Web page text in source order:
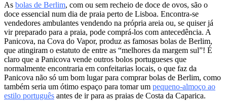
As bolas de Berlim, com ou sem recheio de doce de ovos, são o
doce essencial num dia de praia perto de Lisboa. Encontra-se
vendedores ambulantes vendendo na própria areia ou, se quiser já
vir preparado para a praia, pode comprá-los com antecedência. A
Panicova, na Cova do Vapor, produz as famosas bolas de Berlim,
que atingiram o estatuto de entre as “melhores da margem sul”! É
claro que a Panicova vende outros bolos portugueses que
normalmente encontraria em confeitarias locais, o que faz da
Panicova não só um bom lugar para comprar bolas de Berlim, como
também seria um ótimo espaço para tomar um pequeno-almoço ao
estilo português antes de ir para as praias de Costa da Caparica.